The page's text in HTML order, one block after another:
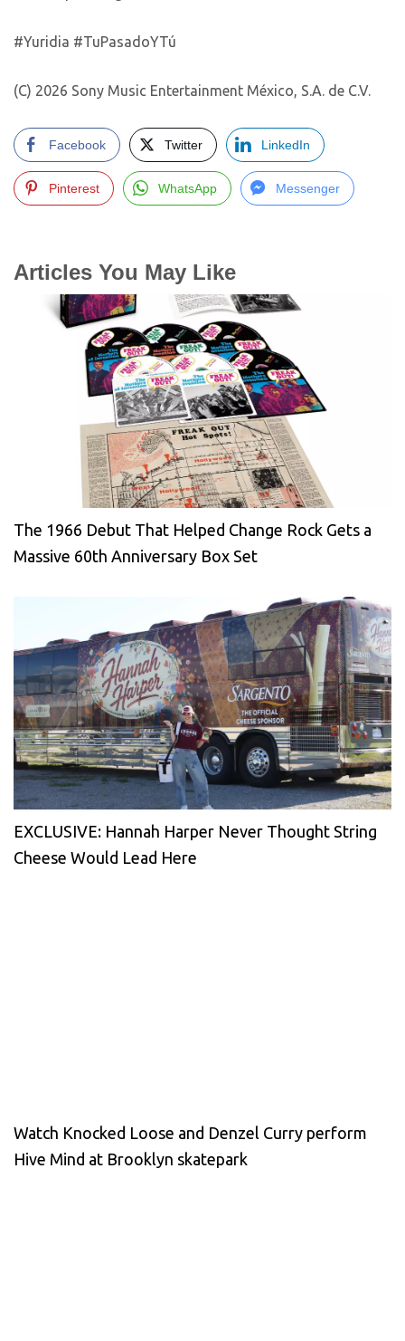
#Yuridia #TuPasadoYTú
(C) 2026 Sony Music Entertainment México, S.A. de C.V.
Facebook Twitter LinkedIn
Pinterest WhatsApp Messenger
Articles You May Like
The 1966 Debut That Helped Change Rock Gets a
Massive 60th Anniversary Box Set
EXCLUSIVE: Hannah Harper Never Thought String
Cheese Would Lead Here
Watch Knocked Loose and Denzel Curry perform
Hive Mind at Brooklyn skatepark